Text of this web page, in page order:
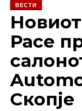
ВЕСТИ
Pace
Скопје